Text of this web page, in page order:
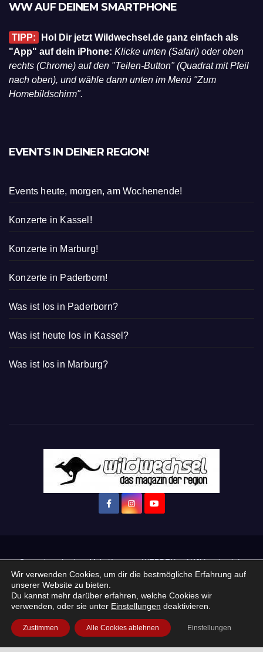
WW AUF DEINEM SMARTPHONE
TIPP:
Hol Dir jetzt Wildwechsel.de ganz einfach als
"App" auf dein iPhone: Klicke unten (Safari) oder oben
rechts (Chrome) auf den "Teilen-Button" (Quadrat mit Pfeil
nach oben), und wähle dann unten im Menü "Zum
Homebildschirm".
EVENTS IN DEINER REGION!
Events heute, morgen, am Wochenende!
Konzerte in Kassel!
Konzerte in Marburg!
Konzerte in Paderborn!
Was ist los in Paderborn?
Was ist heute los in Kassel?
Was ist los in Marburg?
Startseite Login Mein Konto · WERBEN auf Wildwechsel.de
+ Neue Veranstaltung eintragen:
Impressum / Datenschutzerklärung Praktikum, Ausbildung & Jobs
Wir verwenden Cookies, um dir die bestmögliche Erfahrung auf
unserer Website zu bieten.
Du kannst mehr darüber erfahren, welche Cookies wir
verwenden, oder sie unter Einstellungen deaktivieren.
Zustimmen Alle Cookies ablehnen Einstellungen